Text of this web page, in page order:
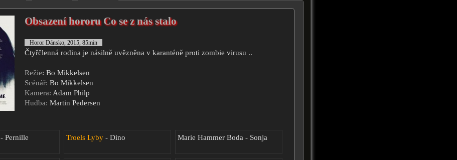
Obsazení hororu Co se z nás stalo
Horor Dánsko, 2015, 85min
Čtyřčlenná rodina je násilně uvězněna v karanténě proti zombie virusu ..
Režie: Bo Mikkelsen
Scénář: Bo Mikkelsen
Kamera: Adam Philp
Hudba: Martin Pedersen
- Pernille Troels Lyby - Dino Marie Hammer Boda - Sonja